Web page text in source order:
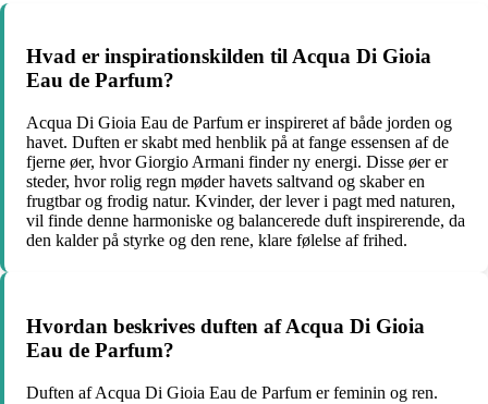
Hvad er inspirationskilden til Acqua Di Gioia
Eau de Parfum?
Acqua Di Gioia Eau de Parfum er inspireret af både jorden og
havet. Duften er skabt med henblik på at fange essensen af de
fjerne øer, hvor Giorgio Armani finder ny energi. Disse øer er
steder, hvor rolig regn møder havets saltvand og skaber en
frugtbar og frodig natur. Kvinder, der lever i pagt med naturen,
vil finde denne harmoniske og balancerede duft inspirerende, da
den kalder på styrke og den rene, klare følelse af frihed.
Hvordan beskrives duften af Acqua Di Gioia
Eau de Parfum?
Duften af Acqua Di Gioia Eau de Parfum er feminin og ren.